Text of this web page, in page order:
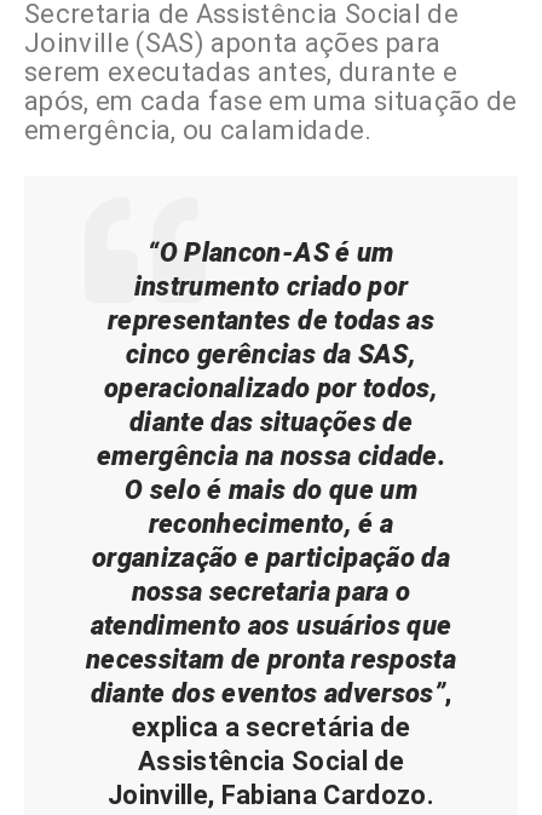
Secretaria de Assistência Social de
Joinville (SAS) aponta ações para
serem executadas antes, durante e
após, em cada fase em uma situação de
emergência, ou calamidade.
“O Plancon-AS é um
instrumento criado por
representantes de todas as
cinco gerências da SAS,
operacionalizado por todos,
diante das situações de
emergência na nossa cidade.
O selo é mais do que um
reconhecimento, é a
organização e participação da
nossa secretaria para o
atendimento aos usuários que
necessitam de pronta resposta
diante dos eventos adversos”,
explica a secretária de
Assistência Social de
Joinville, Fabiana Cardozo.